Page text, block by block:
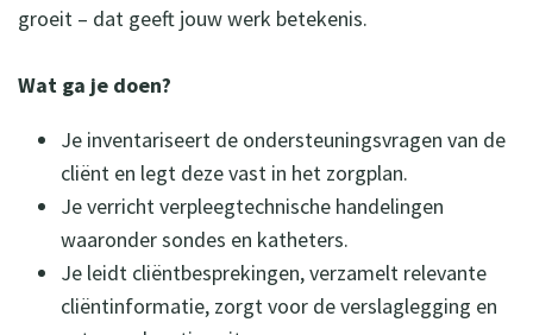
groeit – dat geeft jouw werk betekenis.
Wat ga je doen?
Je inventariseert de ondersteuningsvragen van de
cliënt en legt deze vast in het zorgplan.
Je verricht verpleegtechnische handelingen
waaronder sondes en katheters.
Je leidt cliëntbesprekingen, verzamelt relevante
cliëntinformatie, zorgt voor de verslaglegging en